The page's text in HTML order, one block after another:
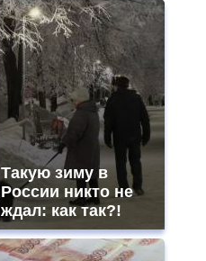
Такую зиму в
России никто не
ждал: как так?!